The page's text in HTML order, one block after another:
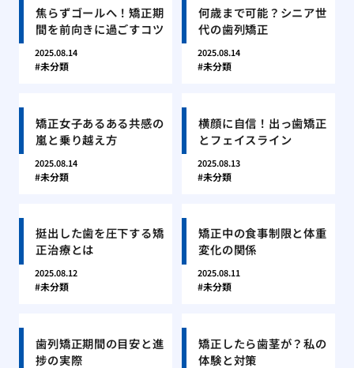
焦らずゴールへ！矯正期
間を前向きに過ごすコツ
2025.08.14
未分類
何歳まで可能？シニア世
代の歯列矯正
2025.08.14
未分類
矯正女子あるある共感の
嵐と乗り越え方
2025.08.14
未分類
横顔に自信！出っ歯矯正
とフェイスライン
2025.08.13
未分類
挺出した歯を圧下する矯
正治療とは
2025.08.12
未分類
矯正中の食事制限と体重
変化の関係
2025.08.11
未分類
歯列矯正期間の目安と進
捗の実際
矯正したら歯茎が？私の
体験と対策